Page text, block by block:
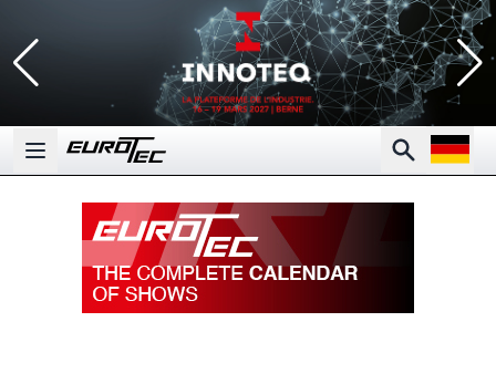
Open main menu
Search
Open